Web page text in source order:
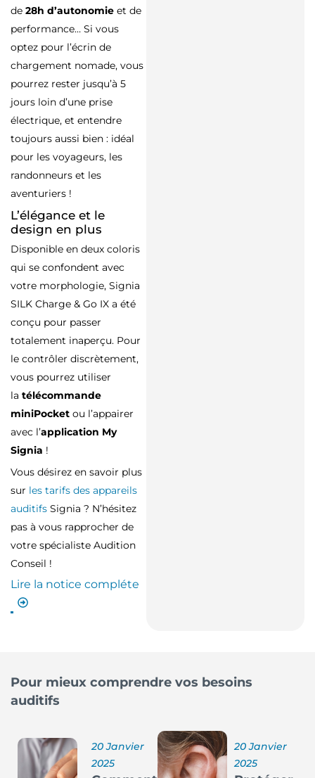
de 28h d’autonomie et de
performance… Si vous
optez pour l’écrin de
chargement nomade, vous
pourrez rester jusqu’à 5
jours loin d’une prise
électrique, et entendre
toujours aussi bien : idéal
pour les voyageurs, les
randonneurs et les
aventuriers !
L’élégance et le
design en plus
Disponible en deux coloris
qui se confondent avec
votre morphologie, Signia
SILK Charge & Go IX a été
conçu pour passer
totalement inaperçu. Pour
le contrôler discrètement,
vous pourrez utiliser
la télécommande
miniPocket ou l’appairer
avec l’application My
Signia !
Vous désirez en savoir plus
sur les tarifs des appareils
auditifs Signia ? N’hésitez
pas à vous rapprocher de
votre spécialiste Audition
Conseil !
Lire la notice compléte
Pour mieux comprendre vos besoins
auditifs
20 Janvier
2025
20 Janvier
2025